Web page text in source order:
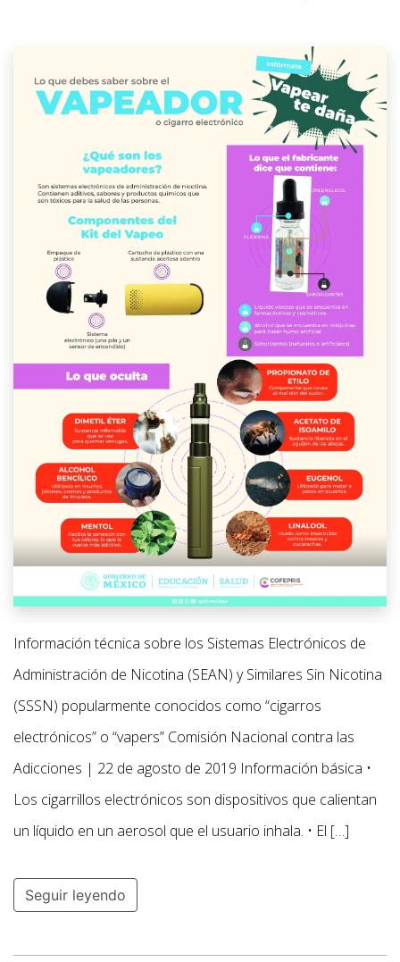
Información técnica sobre los Sistemas Electrónicos de
Administración de Nicotina (SEAN) y Similares Sin Nicotina
(SSSN) popularmente conocidos como “cigarros
electrónicos” o “vapers” Comisión Nacional contra las
Adicciones | 22 de agosto de 2019 Información básica •
Los cigarrillos electrónicos son dispositivos que calientan
un líquido en un aerosol que el usuario inhala. • El […]
Seguir leyendo